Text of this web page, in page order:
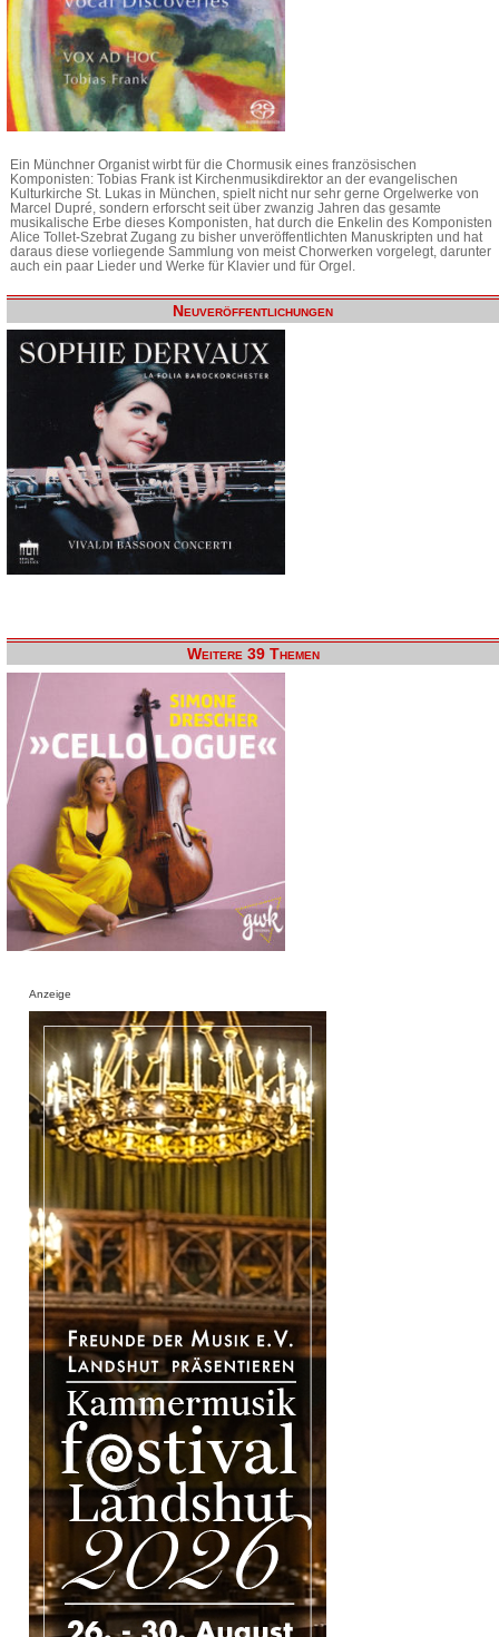
Ein Münchner Organist wirbt für die Chormusik eines französischen
Komponisten: Tobias Frank ist Kirchenmusikdirektor an der evangelischen
Kulturkirche St. Lukas in München, spielt nicht nur sehr gerne Orgelwerke von
Marcel Dupré, sondern erforscht seit über zwanzig Jahren das gesamte
musikalische Erbe dieses Komponisten, hat durch die Enkelin des Komponisten
Alice Tollet-Szebrat Zugang zu bisher unveröffentlichten Manuskripten und hat
daraus diese vorliegende Sammlung von meist Chorwerken vorgelegt, darunter
auch ein paar Lieder und Werke für Klavier und für Orgel.
Neuveröffentlichungen
Weitere 39 Themen
Anzeige